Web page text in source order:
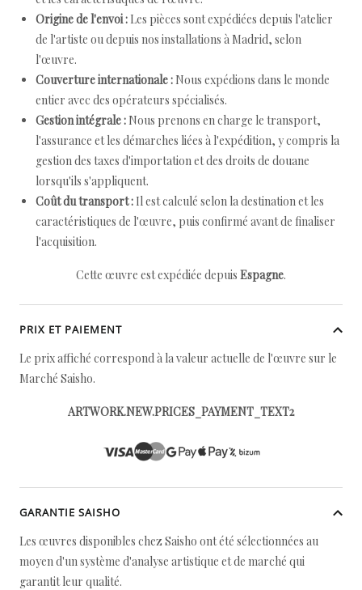
Origine de l'envoi : Les pièces sont expédiées depuis l'atelier
de l'artiste ou depuis nos installations à Madrid, selon
l'œuvre.
Couverture internationale : Nous expédions dans le monde
entier avec des opérateurs spécialisés.
Gestion intégrale : Nous prenons en charge le transport,
l'assurance et les démarches liées à l'expédition, y compris la
gestion des taxes d'importation et des droits de douane
lorsqu'ils s'appliquent.
Coût du transport : Il est calculé selon la destination et les
caractéristiques de l'œuvre, puis confirmé avant de finaliser
l'acquisition.
Cette œuvre est expédiée depuis Espagne.
PRIX ET PAIEMENT
Le prix affiché correspond à la valeur actuelle de l'œuvre sur le
Marché Saisho.
ARTWORK.NEW.PRICES_PAYMENT_TEXT2
GARANTIE SAISHO
Les œuvres disponibles chez Saisho ont été sélectionnées au
moyen d'un système d'analyse artistique et de marché qui
garantit leur qualité.